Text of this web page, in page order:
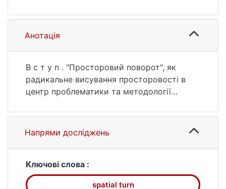
10.17721/UCS.2025.2(17).03 (date of access:
25.07.2026).
Анотація
В с т у п . "Просторовий поворот", як
радикальне висування просторовості в
центр проблематики та методології
спирається на нову всебічну та виразно
культурну теорію простору. Ця основа
просторового повороту та його
пізньомодерних культурологічних
дослідженнях, що походить з
Напрями досліджень
Ключові слова :
spatial turn